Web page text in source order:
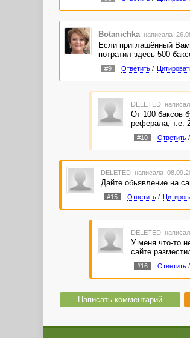
Botanichka написала
Если приглашённый
потратил здесь 500
#9 Ответить/
DELETED
От 100 баксов
реферала, т.е.
#10 Ответить/
DELETED написала
Дайте обьявление на
#15 Ответить/
DELETED
У меня что-то
сайте
#16 Ответить/
Написать комментарий